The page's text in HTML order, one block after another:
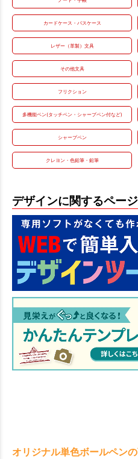
カードケース・パスケース
レザー（革製）文具
その他文具
フリクション
多機能ペン(タッチペン・シャープペン付など)
シャープペン
クレヨン・色鉛筆・鉛筆
デザインに関するページ
オリジナル単色ボールペン